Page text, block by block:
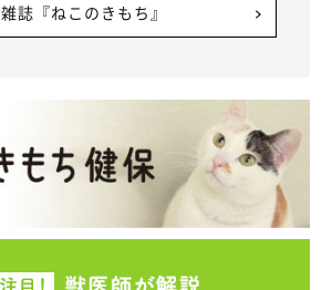
雑誌『ねこのきもち』